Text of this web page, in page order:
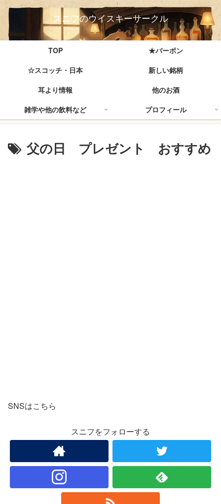
スニフのウイスキーサークル
TOP
★バーボン
☆スコッチ・日本
新しい銘柄
耳より情報
他のお酒
雑学や他の飲料など
プロフィール
父の日 プレゼント おすすめ
SNSはこちら
スニフをフォローする